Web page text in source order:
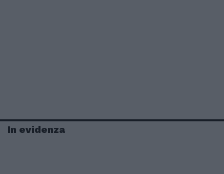
In evidenza